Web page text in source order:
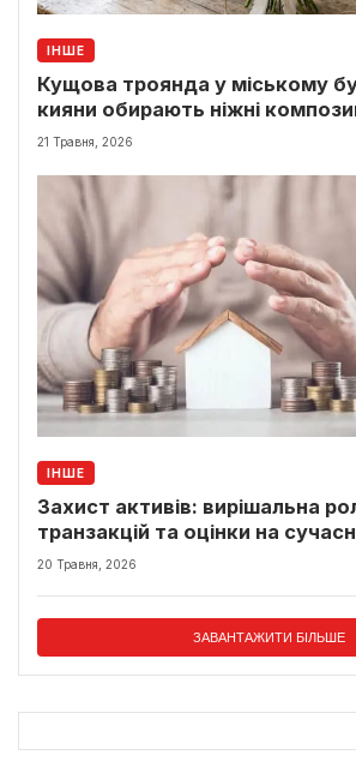
ІНШЕ
Кущова троянда у міському
кияни обирають ніжні
класики
21 Травня, 2026
ІНШЕ
Захист активів: вирішальна
транзакцій та оцінки на
20 Травня, 2026
ЗАВАНТАЖИТИ БІЛЬШЕ